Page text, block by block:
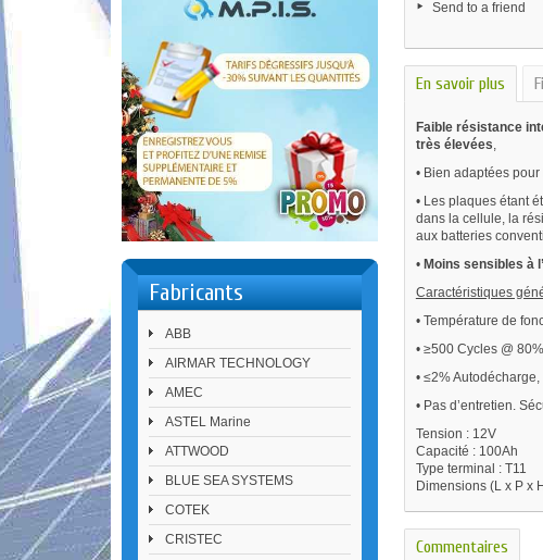
Fabricants
ABB
AIRMAR TECHNOLOGY
AMEC
ASTEL Marine
ATTWOOD
BLUE SEA SYSTEMS
COTEK
CRISTEC
Send to a friend
En savoir plus
Faible résistance
très élevées,
• Bien adaptées
• Les plaques étant
dans la cellule, la
aux batteries
• Moins sensibles à
Caractéristiques
• Température de
• ≥500 Cycles @
• ≤2% Autodécharge,
• Pas d’entretien.
Tension : 12V
Capacité : 100Ah
Type terminal : T11
Dimensions (L x P x
Commentaires